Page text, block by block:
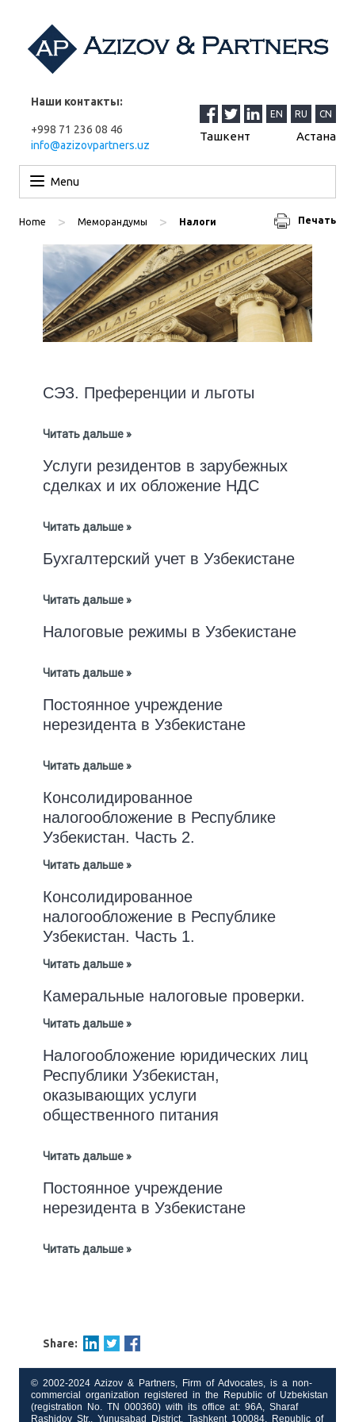
Наши контакты:
+998 71 236 08 46
info@azizovpartners.uz
EN RU CN
Ташкент Астана
Menu
Печать
Home > Меморандумы > Налоги
СЭЗ. Преференции и льготы
Читать дальше »
Услуги резидентов в зарубежных
сделках и их обложение НДС
Читать дальше »
Бухгалтерский учет в Узбекистане
Читать дальше »
Налоговые режимы в Узбекистане
Читать дальше »
Постоянное учреждение
нерезидента в Узбекистане
Читать дальше »
Консолидированное
налогообложение в Республике
Узбекистан. Часть 2.
Читать дальше »
Консолидированное
налогообложение в Республике
Узбекистан. Часть 1.
Читать дальше »
Камеральные налоговые проверки.
Читать дальше »
Налогообложение юридических лиц
Республики Узбекистан,
оказывающих услуги
общественного питания
Читать дальше »
Постоянное учреждение
нерезидента в Узбекистане
Читать дальше »
Share:
© 2002-2024 Azizov & Partners, Firm of Advocates, is a non-
commercial organization registered in the Republic of Uzbekistan
(registration No. TN 000360) with its office at: 96A, Sharaf
Rashidov Str., Yunusabad District, Tashkent 100084, Republic of